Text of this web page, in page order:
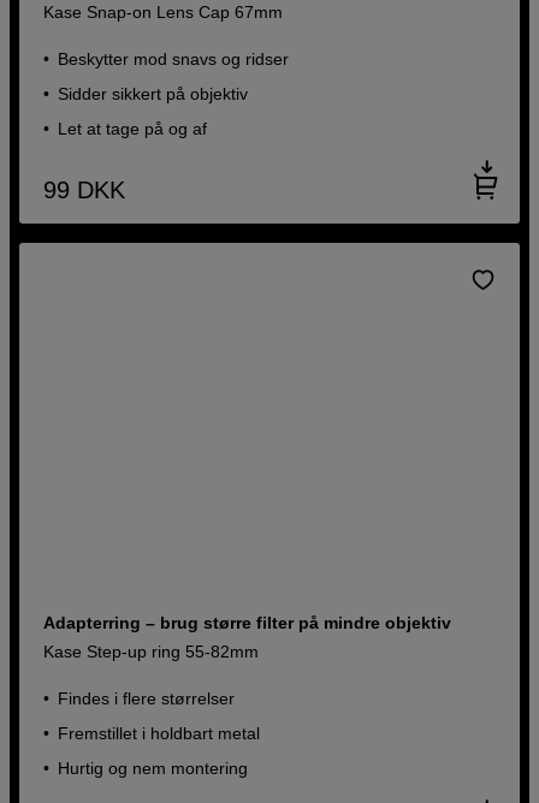
Kase Snap-on Lens Cap 67mm
Beskytter mod snavs og ridser
Sidder sikkert på objektiv
Let at tage på og af
99 DKK
Adapterring – brug større filter på mindre objektiv
Kase Step-up ring 55-82mm
Findes i flere størrelser
Fremstillet i holdbart metal
Hurtig og nem montering